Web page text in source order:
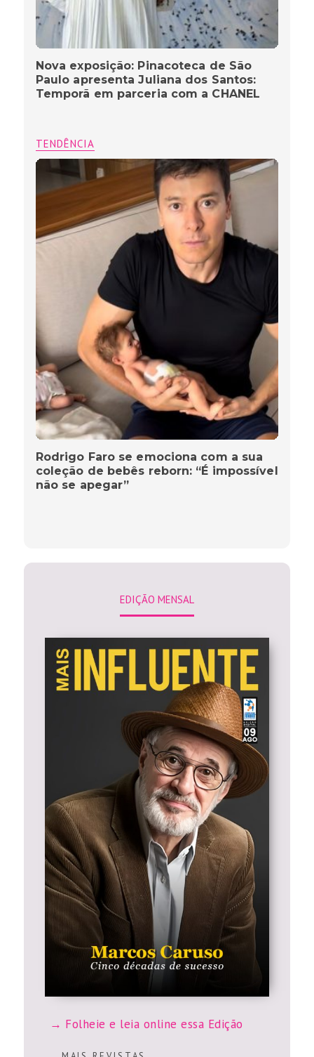
Nova exposição: Pinacoteca de São
Paulo apresenta Juliana dos Santos:
Temporã em parceria com a CHANEL
TENDÊNCIA
Rodrigo Faro se emociona com a sua
coleção de bebês reborn: “É impossível
não se apegar”
EDIÇÃO MENSAL
Folheie e leia online essa Edição